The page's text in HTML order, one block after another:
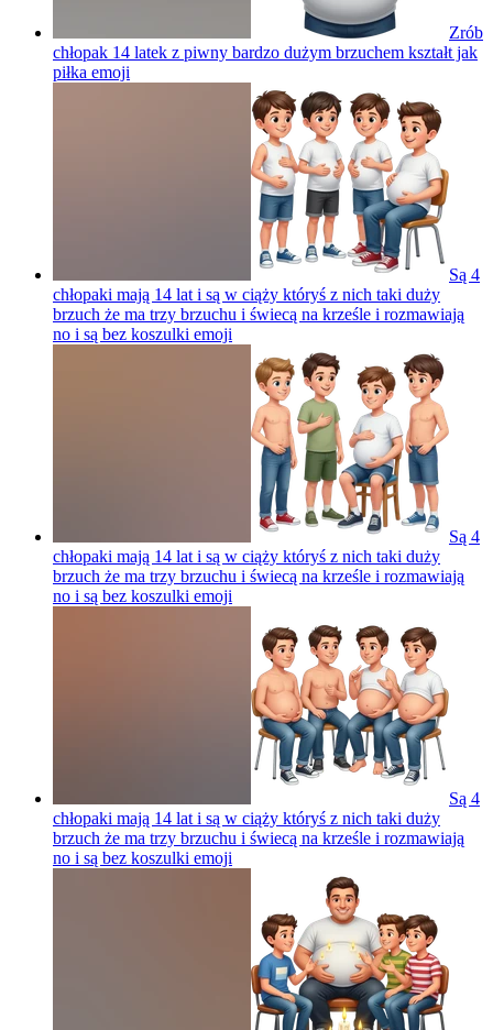
Zrób
chłopak 14 latek z piwny bardzo dużym brzuchem kształt jak
piłka emoji
Są 4
chłopaki mają 14 lat i są w ciąży któryś z nich taki duży
brzuch że ma trzy brzuchu i świecą na krześle i rozmawiają
no i są bez koszulki emoji
Są 4
chłopaki mają 14 lat i są w ciąży któryś z nich taki duży
brzuch że ma trzy brzuchu i świecą na krześle i rozmawiają
no i są bez koszulki emoji
Są 4
chłopaki mają 14 lat i są w ciąży któryś z nich taki duży
brzuch że ma trzy brzuchu i świecą na krześle i rozmawiają
no i są bez koszulki emoji